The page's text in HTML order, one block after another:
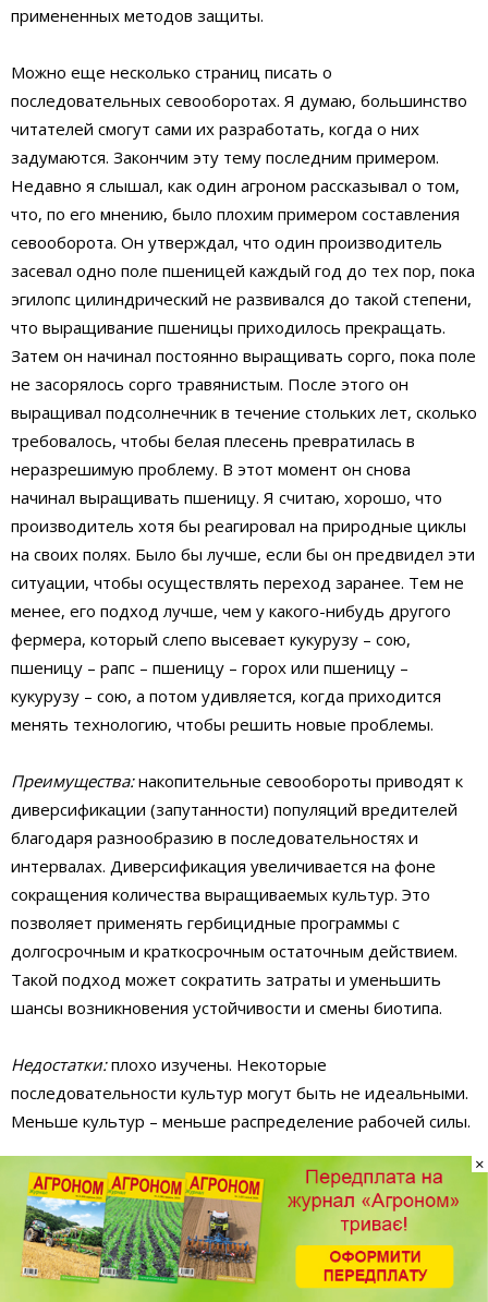
примененных методов защиты.
Можно еще несколько страниц писать о
последовательных севооборотах. Я думаю, большинство
читателей смогут сами их разработать, когда о них
задумаются. Закончим эту тему последним примером.
Недавно я слышал, как один агроном рассказывал о том,
что, по его мнению, было плохим примером составления
севооборота. Он утверждал, что один производитель
засевал одно поле пшеницей каждый год до тех пор, пока
эгилопс цилиндрический не развивался до такой степени,
что выращивание пшеницы приходилось прекращать.
Затем он начинал постоянно выращивать сорго, пока поле
не засорялось сорго травянистым. После этого он
выращивал подсолнечник в течение стольких лет, сколько
требовалось, чтобы белая плесень превратилась в
неразрешимую проблему. В этот момент он снова
начинал выращивать пшеницу. Я считаю, хорошо, что
производитель хотя бы реагировал на природные циклы
на своих полях. Было бы лучше, если бы он предвидел эти
ситуации, чтобы осуществлять переход заранее. Тем не
менее, его подход лучше, чем у какого-нибудь другого
фермера, который слепо высевает кукурузу – сою,
пшеницу – рапс – пшеницу – горох или пшеницу –
кукурузу – сою, а потом удивляется, когда приходится
менять технологию, чтобы решить новые проблемы.
Преимущества:накопительные севообороты приводят к
диверсификации (запутанности) популяций вредителей
благодаря разнообразию в последовательностях и
интервалах. Диверсификация увеличивается на фоне
сокращения количества выращиваемых культур. Это
позволяет применять гербицидные программы с
долгосрочным и краткосрочным остаточным действием.
Такой подход может сократить затраты и уменьшить
шансы возникновения устойчивости и смены биотипа.
Недостатки:плохо изучены. Некоторые
последовательности культур могут быть не идеальными.
Меньше культур – меньше распределение рабочей силы.
×